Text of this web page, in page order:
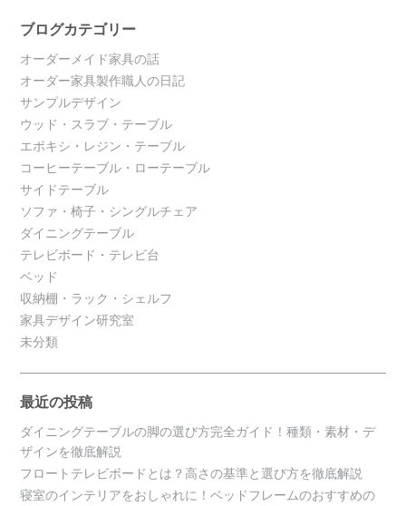
ブログカテゴリー
オーダーメイド家具の話
オーダー家具製作職人の日記
サンプルデザイン
ウッド・スラブ・テーブル
エポキシ・レジン・テーブル
コーヒーテーブル・ローテーブル
サイドテーブル
ソファ・椅子・シングルチェア
ダイニングテーブル
テレビボード・テレビ台
ベッド
収納棚・ラック・シェルフ
家具デザイン研究室
未分類
最近の投稿
ダイニングテーブルの脚の選び方完全ガイド！種類・素材・デ
ザインを徹底解説
フロートテレビボードとは？高さの基準と選び方を徹底解説
寝室のインテリアをおしゃれに！ベッドフレームのおすすめの